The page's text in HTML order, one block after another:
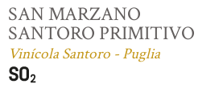
SAN MARZANO
SANTORO PRIMITIVO
Vinícola Santoro - Puglia